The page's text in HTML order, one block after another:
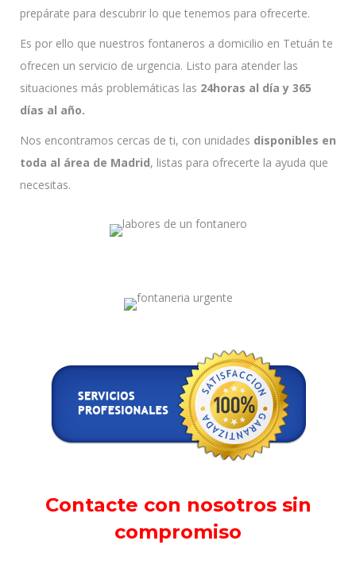
prepárate para descubrir lo que tenemos para ofrecerte.
Es por ello que nuestros fontaneros a domicilio en Tetuán te
ofrecen un servicio de urgencia. Listo para atender las
situaciones más problemáticas las 24horas al día y 365
días al año.
Nos encontramos cercas de ti, con unidades disponibles en
toda al área de Madrid, listas para ofrecerte la ayuda que
necesitas.
Contacte con nosotros sin
compromiso